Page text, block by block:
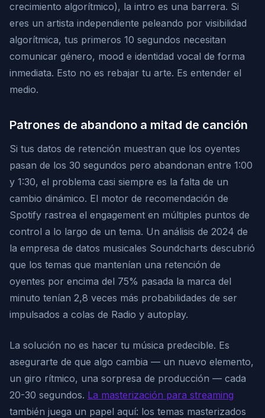
crecimiento algorítmico), la intro es una barrera. Si
eres un artista independiente peleando por visibilidad
algorítmica, tus primeros 10 segundos necesitan
comunicar género, mood e identidad vocal de forma
inmediata. Esto no es rebajar tu arte. Es entender el
medio.
Patrones de abandono a mitad de canción
Si tus datos de retención muestran que los oyentes
pasan de los 30 segundos pero abandonan entre 1:00
y 1:30, el problema casi siempre es la falta de un
cambio dinámico. El motor de recomendación de
Spotify rastrea el engagement en múltiples puntos de
control a lo largo de un tema. Un análisis de 2024 de
la empresa de datos musicales Soundcharts descubrió
que los temas que mantenían una retención de
oyentes por encima del 75% pasada la marca del
minuto tenían 2,8 veces más probabilidades de ser
impulsados a colas de Radio y autoplay.
La solución no es hacer tu música predecible. Es
asegurarte de que algo cambia — un nuevo elemento,
un giro rítmico, una sorpresa de producción — cada
20-30 segundos. La masterización para streaming
también juega un papel aquí: los temas masterizados